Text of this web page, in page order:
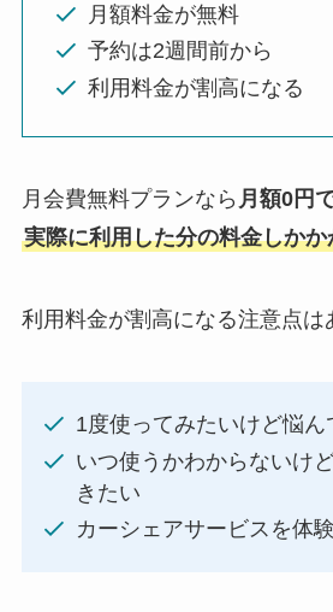
月額料金が無料
予約は2週間前から
利用料金が割高になる
月会費無料プランなら 月額0円
実際に利用した分の料金しか
利用料金が割高になる注意点は
1度使ってみたいけど悩ん
いつ使うかわからないけ
きたい
カーシェアサービスを体